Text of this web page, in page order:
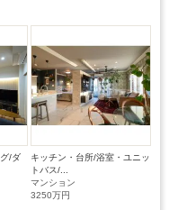
/ダ
キッチン・台所/浴室・ユニッ
トバス/...
マンション
3250万円